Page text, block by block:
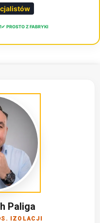
✔ PROSTO Z FABRYKI
Paliga
IZOLACJI